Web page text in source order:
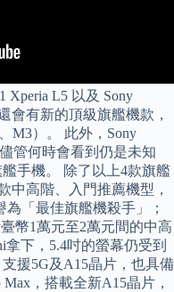
Xperia L5 以及 Sony
會有新的頂級旗艦機款，
M3）。 此外，Sony
管何時會看到仍是未知
手機。 除了以上4款旗艦
中高階、入門推薦機型，
「最佳旗艦機殺手」；
幣1萬元至2萬元間的中高
拿下，5.4吋的螢幕仍受到
援5G及A15晶片，也具備
，搭載全新A15晶片，